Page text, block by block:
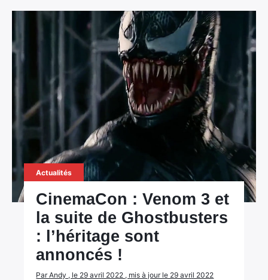
Actualités
CinemaCon : Venom 3 et
la suite de Ghostbusters
: l’héritage sont
annoncés !
Par Andy , le 29 avril 2022 , mis à jour le 29 avril 2022
Rechercher